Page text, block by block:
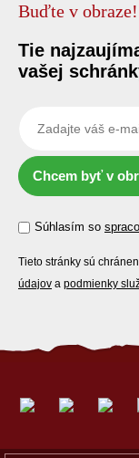
Buďte v obraze!
Tie
vašej
Chcem byť v
Súhlasím so
Tieto stránky sú
údajov a podmienky